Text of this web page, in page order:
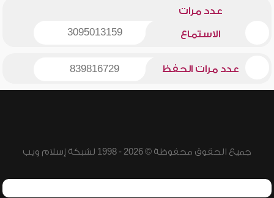
عدد مرات
الاستماع 3095013159
عدد مرات الحفظ 839816729
جميع الحقوق محفوظة © 2026 - 1998 لشبكة إسلام ويب